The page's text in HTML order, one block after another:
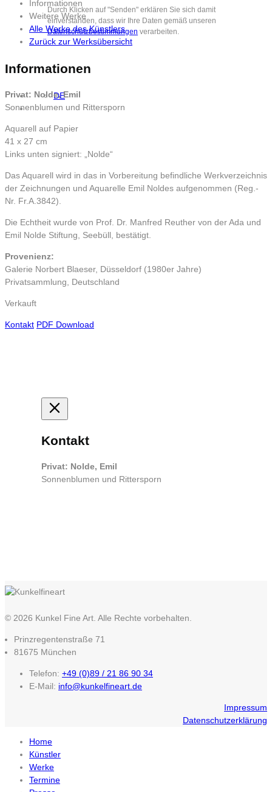
Durch Klicken auf "Senden" erklären Sie sich damit
einverstanden, dass wir Ihre Daten gemäß unseren
Datenschutzbestimmungen verarbeiten.
DE
Informationen
Weitere Werke
Alle Werke des Künstlers
Zurück zur Werksübersicht
Informationen
Privat: Nolde, Emil
Sonnenblumen und Rittersporn
Aquarell auf Papier
41 x 27 cm
Links unten signiert: „Nolde“
Das Aquarell wird in das in Vorbereitung befindliche Werkverzeichnis
der Zeichnungen und Aquarelle Emil Noldes aufgenommen (Reg.-
Nr. Fr.A.3842).
Die Echtheit wurde von Prof. Dr. Manfred Reuther von der Ada und
Emil Nolde Stiftung, Seebüll, bestätigt.
Provenienz:
Galerie Norbert Blaeser, Düsseldorf (1980er Jahre)
Privatsammlung, Deutschland
Verkauft
Kontakt PDF Download
Kontakt
Privat: Nolde, Emil
Sonnenblumen und Rittersporn
© 2026 Kunkel Fine Art. Alle Rechte vorbehalten.
Prinzregentenstraße 71
81675 München
Telefon: +49 (0)89 / 21 86 90 34
E-Mail: info@kunkelfineart.de
Impressum
Datenschutzerklärung
Home
Künstler
Werke
Termine